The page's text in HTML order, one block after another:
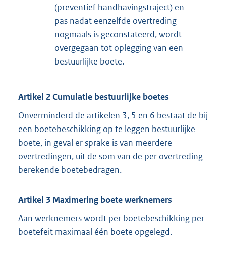
(preventief handhavingstraject) en
pas nadat eenzelfde overtreding
nogmaals is geconstateerd, wordt
overgegaan tot oplegging van een
bestuurlijke boete.
Artikel 2 Cumulatie bestuurlijke boetes
Onverminderd de artikelen 3, 5 en 6 bestaat de bij
een boetebeschikking op te leggen bestuurlijke
boete, in geval er sprake is van meerdere
overtredingen, uit de som van de per overtreding
berekende boetebedragen.
Artikel 3 Maximering boete werknemers
Aan werknemers wordt per boetebeschikking per
boetefeit maximaal één boete opgelegd.